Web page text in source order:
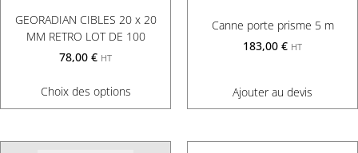
GEORADIAN CIBLES 20 x 20
MM RETRO LOT DE 100
78,00 € HT
Choix des options
Canne porte prisme 5 m
183,00 € HT
Ajouter au devis